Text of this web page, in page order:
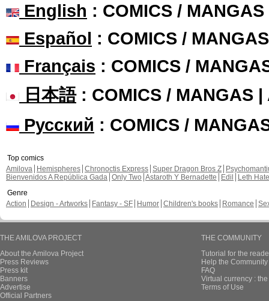
English : COMICS /
Español : COMICS /
Français : COMICS /
日本語: COMICS / MANGAS |
Русский : COMICS /
Top comics
Amilova
Hemispheres Chronoctis Express Super Dragon Bros Z
Bienvenidos A República Gada Only Two Astaroth Y Bernadette Edil
Leth Hate
Genre
Action
Design - Artworks Fantasy - SF Humor Children's books Romance
THE AMILOVA PROJECT
About the Amilova Project
Press Reviews
Press kit
Banners
Advertise
Official Partners
THE COMMUNITY
Tutorial for the
Help the
FAQ
Virtual currency :
Terms of Use